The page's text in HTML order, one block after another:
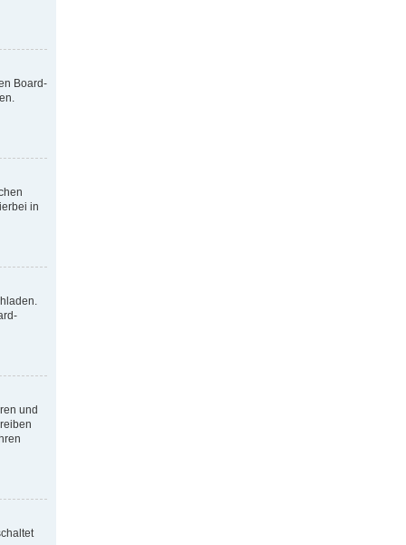
Board-
in
und